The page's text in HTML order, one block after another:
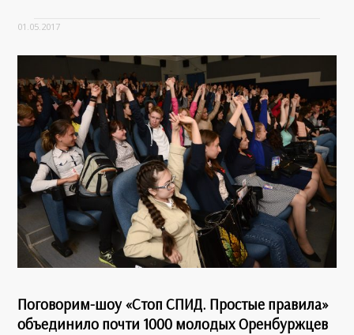
01.05.2017
Поговорим-шоу «Стоп СПИД. Простые правила»
объединило почти 1000 молодых Оренбуржцев